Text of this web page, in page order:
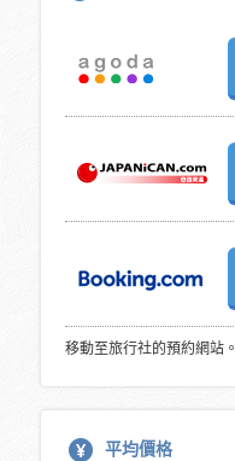
移動至旅行社的預約網站。
平均價格